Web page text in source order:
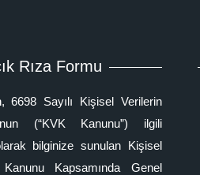
Rıza Formu
6698 Sayılı Kişisel Verilerin
(“KVK Kanunu”) ilgili
bilginize sunulan Kişisel
Kapsamında Genel